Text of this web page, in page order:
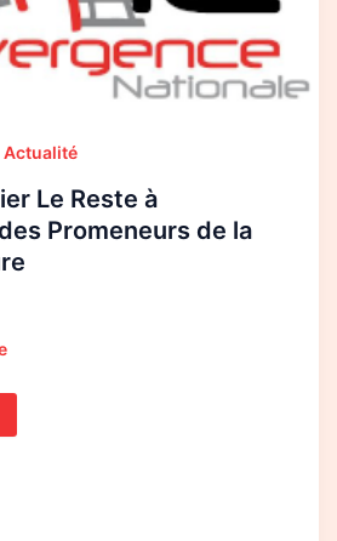
Actualité
Le Reste à
Promeneurs de la